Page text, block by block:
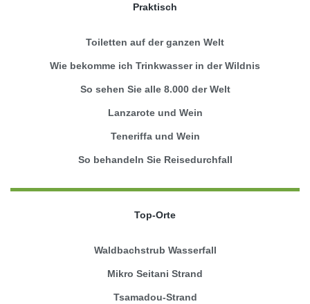
Praktisch
Toiletten auf der ganzen Welt
Wie bekomme ich Trinkwasser in der Wildnis
So sehen Sie alle 8.000 der Welt
Lanzarote und Wein
Teneriffa und Wein
So behandeln Sie Reisedurchfall
Top-Orte
Waldbachstrub Wasserfall
Mikro Seitani Strand
Tsamadou-Strand